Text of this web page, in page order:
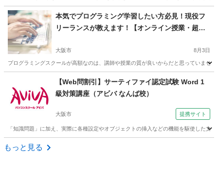
大阪 寝屋川市 Windows総合 ネットショップ
本気でプログラミング学習したい方必見！現役フ
リーランスが教えます！【オンライン授業・超初
大阪市 8月3日
プログラミングスクールが高額なのは、講師や授業の質が良いからだと思っていませ
プログラミング
【Web問割引】サーティファイ認定試験 Word 1
級対策講座（アビバ なんば校）
大阪市 提携サイト
「知識問題」に加え、実際に各種設定やオブジェクトの挿入などの機能を駆使した
大阪 大阪市
もっと見る